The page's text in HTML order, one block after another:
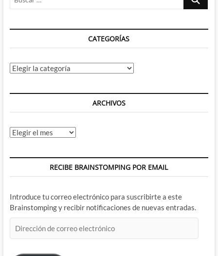
CATEGORÍAS
Categorías
ARCHIVOS
Archivos
RECIBE BRAINSTOMPING POR EMAIL
Introduce tu correo electrónico para suscribirte a este
Brainstomping y recibir notificaciones de nuevas entradas.
de